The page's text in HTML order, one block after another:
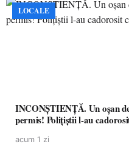
LOCALE
INCONȘTIENȚĂ. Un oșan
permis! Polițiștii l-au
acum 1 zi